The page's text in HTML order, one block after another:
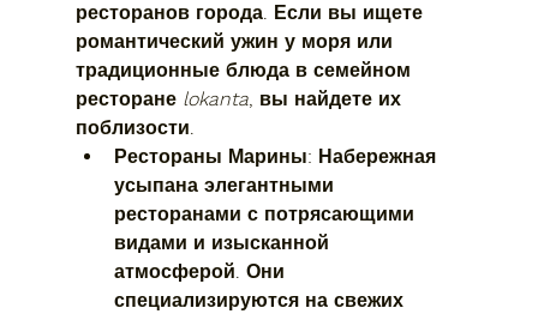
ресторанов города. Если вы ищете
романтический ужин у моря или
традиционные блюда в семейном
ресторане lokanta, вы найдете их
поблизости.
Рестораны Марины: Набережная
усыпана элегантными
ресторанами с потрясающими
видами и изысканной
атмосферой. Они
специализируются на свежих